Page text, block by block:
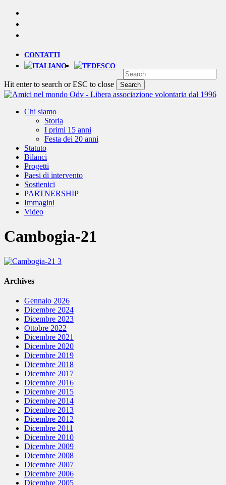
Skip
content
CONTATTI
Hit enter to search or ESC to close Search
Close
Menu
Chi siamo
Storia
I primi 15 anni
Festa dei 20 anni
Statuto
Bilanci
Progetti
Paesi di intervento
Sostienici
PARTNERSHIP
Immagini
Video
Cambogia-21
Archives
Gennaio 2026
Dicembre 2024
Dicembre 2023
Ottobre 2022
Dicembre 2021
Dicembre 2020
Dicembre 2019
Dicembre 2018
Dicembre 2017
Dicembre 2016
Dicembre 2015
Dicembre 2014
Dicembre 2013
Dicembre 2012
Dicembre 2011
Dicembre 2010
Dicembre 2009
Dicembre 2008
Dicembre 2007
Dicembre 2006
Dicembre 2005